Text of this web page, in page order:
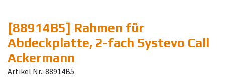
[88914B5] Rahmen für
Abdeckplatte, 2-fach Systevo Call
Ackermann
Artikel Nr.: 88914B5